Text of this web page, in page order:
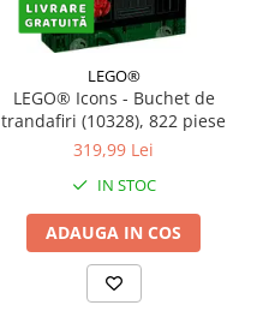
LEGO®
LEGO® Icons - Buchet de
trandafiri (10328), 822 piese
319,99 Lei
IN STOC
ADAUGA IN COS